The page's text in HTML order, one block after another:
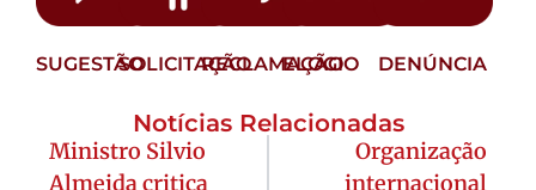
SUGESTÃOSOLICITAÇÃORECLAMAÇÃO
ELOGIO DENÚNCIA
Notícias Relacionadas
Ministro Silvio
Almeida critica
Organização
internacional